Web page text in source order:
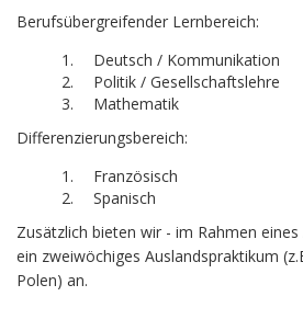
Berufsübergreifender Lernbereich:
Deutsch / Kommunikation
Politik / Gesellschaftslehre
Mathematik
Differenzierungsbereich:
Französisch
Spanisch
Zusätzlich bieten wir - im Rahmen
ein zweiwöchiges Auslandspraktikum
Polen) an.